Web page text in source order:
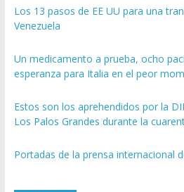
Los 13 pasos de EE UU para una
Venezuela
Un medicamento a prueba, ocho
esperanza para Italia en el peor
Estos son los aprehendidos por la
Los Palos Grandes durante la
Portadas de la prensa internacional